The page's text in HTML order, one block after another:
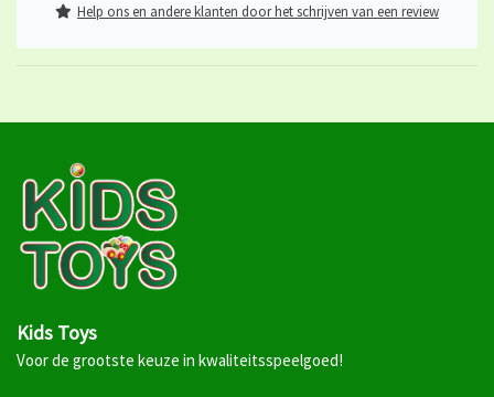
Help ons en andere klanten door het schrijven van een review
Kids Toys
Voor de grootste keuze in kwaliteitsspeelgoed!